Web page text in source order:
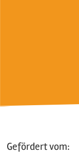
Gefördert vom: